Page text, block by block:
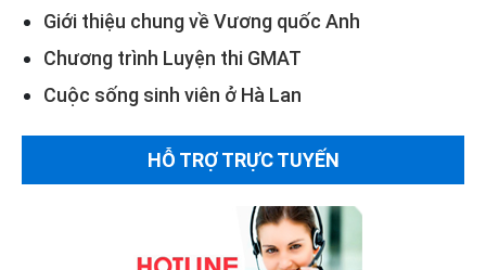
Giới thiệu chung về Vương quốc Anh
Chương trình Luyện thi GMAT
Cuộc sống sinh viên ở Hà Lan
HỖ TRỢ TRỰC TUYẾN